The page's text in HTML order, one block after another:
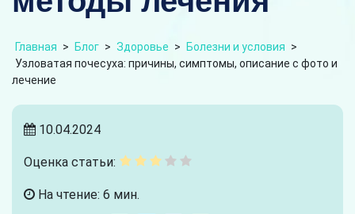
Главная > Блог > Здоровье > Болезни и условия >
Узловатая почесуха: причины, симптомы, описание с фото и
лечение
10.04.2024
Оценка статьи:
На чтение: 6 мин.